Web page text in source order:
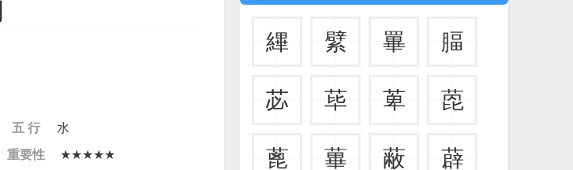
五 行
水
重要性 ★★★★★
縪 繴 罼 腷
苾 荜 萆 萞
蓖 蓽 蔽 薜